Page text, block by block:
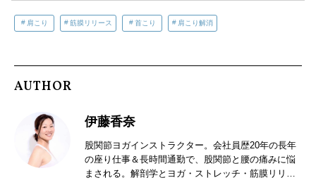
肩こり 筋膜リリース 首こり 肩こり解消
AUTHOR
伊藤香奈
股関節ヨガインストラクター。会社員歴20年の長年
の座り仕事＆長時間通勤で、股関節と腰の痛みに悩
まされる。解剖学とヨガ・ストレッチ・筋膜リリー